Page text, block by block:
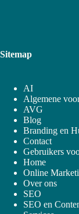
Sitemap
AI
Algemene
AVG
Blog
Branding en
Contact
Gebruikers
Home
Online
Over ons
SEO
SEO en